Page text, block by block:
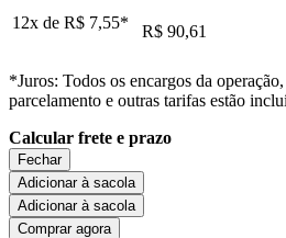
12x de R$ 7,55* R$ 90,61
*Juros: Todos os encargos da
parcelamento e outras tarifas estão
Calcular frete e prazo
Fechar
Adicionar à sacola
Adicionar à sacola
Comprar agora